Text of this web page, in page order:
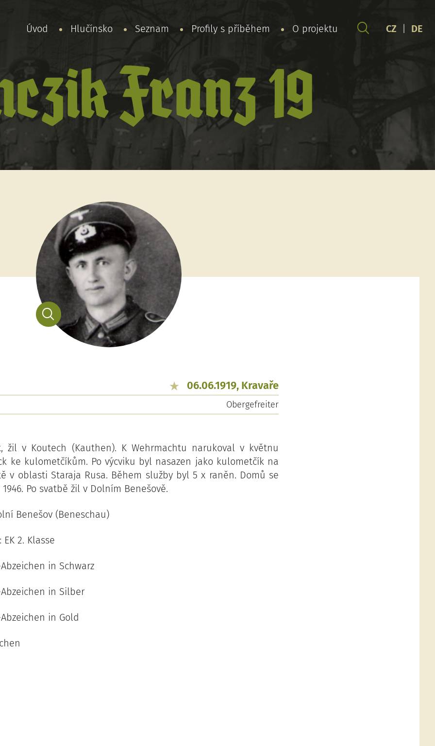
Úvod Hlučínsko Seznam Profily s příběhem O projektu CZ DE
Franz 19
06.06.1919, Kravaře
Obergefreiter
žil v Koutech (Kauthen). K Wehrmachtu narukoval v květnu
ke kulometčíkům. Po výcviku byl nasazen jako kulometčík na
v oblasti Staraja Rusa. Během služby byl 5 x raněn. Domů se
Po svatbě žil v Dolním Benešově.
Benešov (Beneschau)
2. Klasse
in Schwarz
in Silber
in Gold